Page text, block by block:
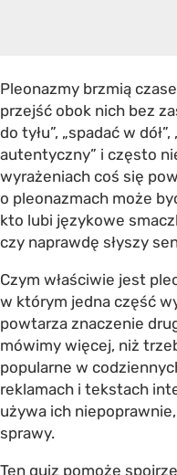
Pleonazmy brzmią
przejść obok nich bez
do tyłu”, „spadać w
autentyczny” i często
wyrażeniach coś się
o pleonazmach może
kto lubi językowe
czy naprawdę słyszy
Czym właściwie jest
w którym jedna część
powtarza znaczenie
mówimy więcej, niż
popularne w
reklamach i tekstach
używa ich
sprawy.
Ten quiz pomoże